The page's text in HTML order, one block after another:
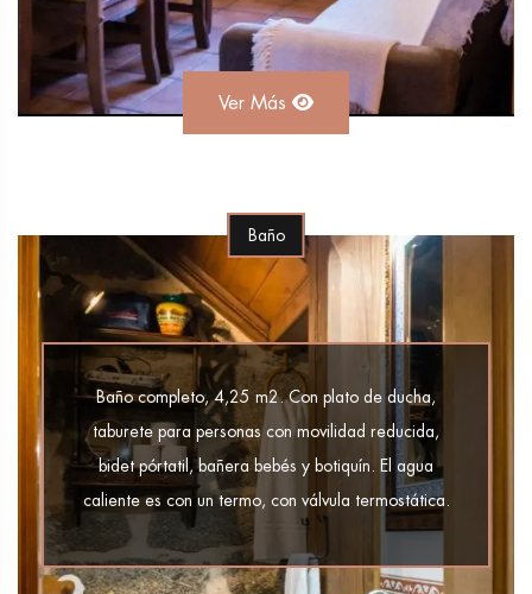
Ver Más
Baño
Baño completo, 4,25 m2. Con plato de ducha,
taburete para personas con movilidad reducida,
bidet pórtatil, bañera bebés y botiquín. El agua
caliente es con un termo, con válvula termostática.